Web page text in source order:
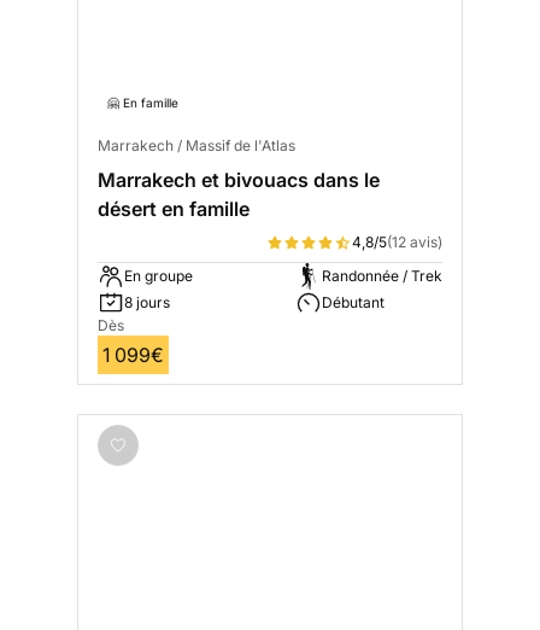
🤗 En famille
Marrakech / Massif de l'Atlas
Marrakech et bivouacs dans le
désert en famille
4,8/5(12 avis)
En groupe
8 jours
Randonnée / Trek
Débutant
Dès
1 099€